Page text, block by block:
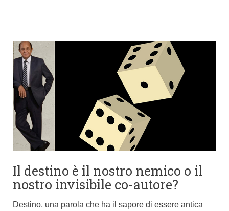
Il destino è il nostro nemico o il
nostro invisibile co-autore?
Destino, una parola che ha il sapore di essere antica